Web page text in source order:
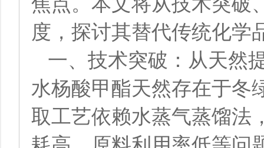
度，探讨其替代传统化学
一、技术突破：从天然
水杨酸甲酯天然存在于冬
取工艺依赖水蒸气蒸馏法